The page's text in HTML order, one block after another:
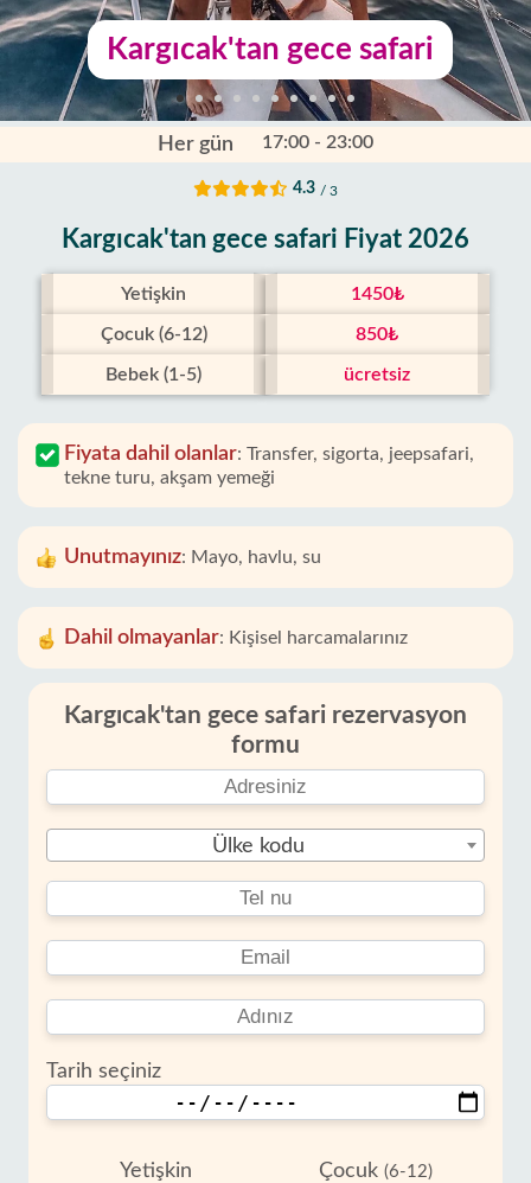
Kargıcak'tan gece safari
Her gün 17:00 - 23:00
4.3 / 3
Kargıcak'tan gece safari Fiyat 2026
Yetişkin 1450₺
Çocuk (6-12) 850₺
Bebek (1-5) ücretsiz
Fiyata dahil olanlar: Transfer, sigorta, jeepsafari,
tekne turu, akşam yemeği
Unutmayınız: Mayo, havlu, su
Dahil olmayanlar: Kişisel harcamalarınız
Kargıcak'tan gece safari rezervasyon
formu
Ülke kodu
Tarih seçiniz
Yetişkin Çocuk (6-12)